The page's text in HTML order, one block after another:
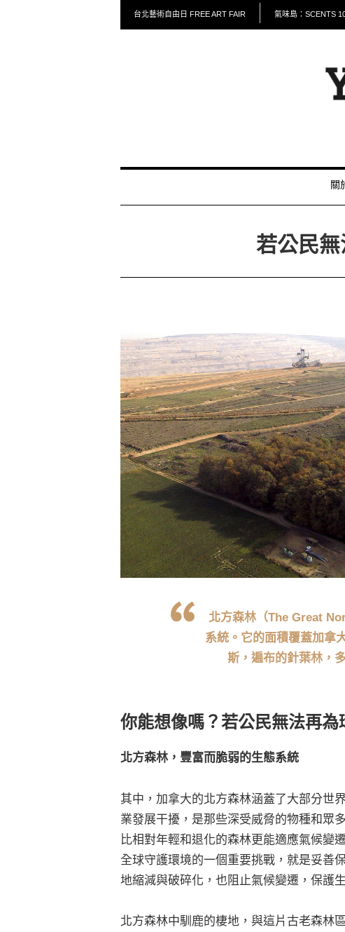
台北藝術自由日 FREE ART FAIR 氣味島：SCENTS
關
若公民
北方森林（The Great
系統。它的面積覆蓋加拿
斯，遍布的針葉林，
你能想像嗎？若公民無法再為
北方森林，豐富而脆弱的生態系統
其中，加拿大的北方森林涵蓋了大部分世
業發展干擾，是那些深受威脅的物種和眾
比相對年輕和退化的森林更能適應氣候變遷
全球守護環境的一個重要挑戰，就是妥善
地縮減與破碎化，也阻止氣候變遷，保護
北方森林中馴鹿的棲地，與這片古老森林